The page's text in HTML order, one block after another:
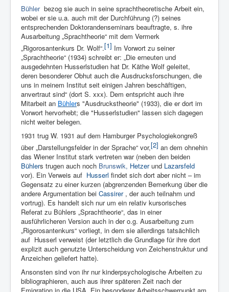
Bühlerbezog sie auch in seine sprachtheoretische Arbeit ein,
wobei er sie u.a. auch mit der Durchführung (?) seines
entsprechenden Doktorandenseminars beauftragte, s. ihre
Ausarbeitung „Sprachtheorie“ mit dem Vermerk
„Rigorosantenkurs Dr. Wolf“.[1] Im Vorwort zu seiner
„Sprachtheorie“ (1934) schreibt er: „Die erneuten und
ausgedehnten Husserlstudien hat Dr. Käthe Wolf geleitet,
deren besonderer Obhut auch die Ausdrucksforschungen, die
uns in meinem Institut seit einigen Jahren beschäftigen,
anvertraut sind“ (dort S. xxx). Dem entspricht auch ihre
Mitarbeit an Bühlers "Ausdruckstheorie" (1933), die er dort im
Vorwort hervorhebt; die "Husserlstudien" lassen sich dagegen
nicht weiter belegen.
1931 trug W. 1931 auf dem Hamburger Psychologiekongreß
über „Darstellungsfelder in der Sprache“ vor,[2] an dem ohnehin
das Wiener Institut stark vertreten war (neben den beiden
Bühlers trugen auch noch Brunswik, Hetzerund Lazarsfeld
vor). Ein Verweis auf Husserl findet sich dort aber nicht – im
Gegensatz zu einer kurzen (abgrenzenden Bemerkung über die
andere Argumentation bei Cassirer , der auch teilnahm und
vortrug). Es handelt sich nur um ein relativ kursorisches
Referat zu Bühlers „Sprachtheorie“, das in einer
ausführlicheren Version auch in der o.g. Ausarbeitung zum
„Rigorosantenkurs“ vorliegt, in dem sie allerdings tatsächlich
auf Husserl verweist (der letztlich die Grundlage für ihre dort
explizit auch genutzte Unterscheidung von Zeichenstruktur und
Anzeichen geliefert hatte).
Ansonsten sind von ihr nur kinderpsychologische Arbeiten zu
bibliographieren, auch aus ihrer späteren Zeit nach der